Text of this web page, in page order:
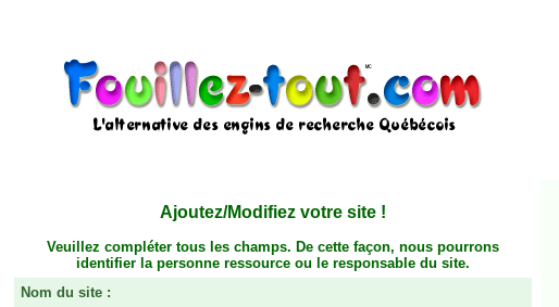
Ajoutez/Modifiez votre site !
Veuillez compléter tous les champs. De cette façon, nous pourrons
identifier la personne ressource ou le responsable du site.
Nom du site :